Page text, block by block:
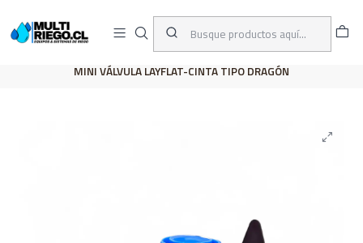
ENVÍOS A TODO CHILE
MINI VÁLVULA LAYFLAT-CINTA TIPO DRAGÓN